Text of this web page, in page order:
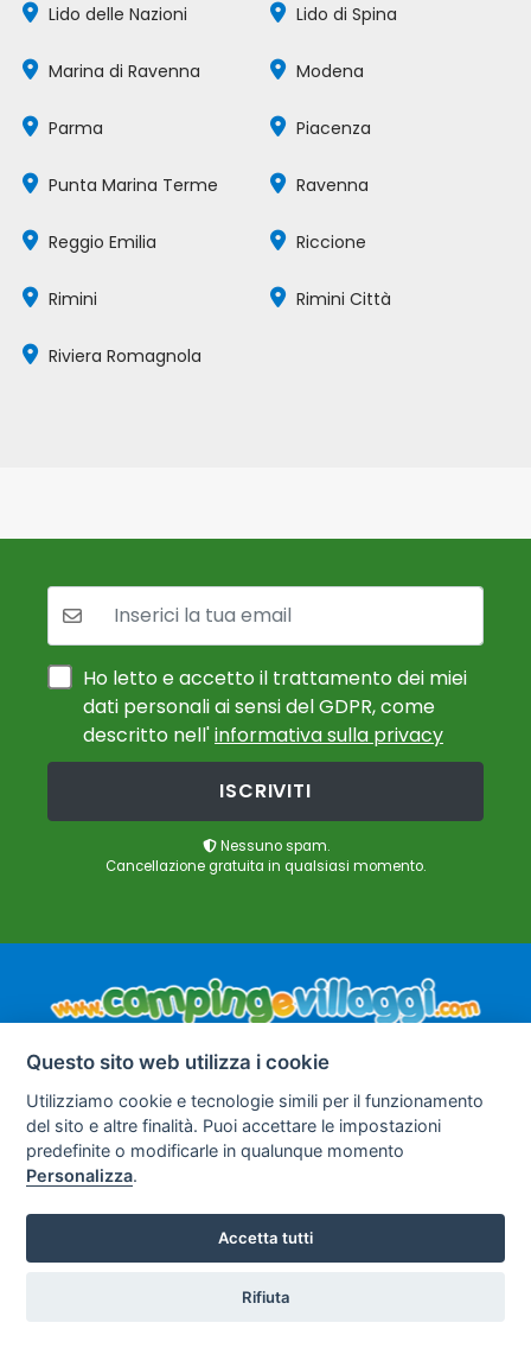
Lido delle Nazioni Lido di Spina
Marina di Ravenna Modena
Parma Piacenza
Punta Marina Terme Ravenna
Reggio Emilia Riccione
Rimini Rimini Città
Riviera Romagnola
La tua mail:
Ho letto e accetto il trattamento dei miei
dati personali ai sensi del GDPR, come
descritto nell'informativa sulla privacy
ISCRIVITI
Nessuno spam.
Cancellazione gratuita in qualsiasi momento.
Contattaci
Privacy Policy
Avviso Legale
Questo sito web utilizza i cookie
Utilizziamo cookie e tecnologie simili per il funzionamento
del sito e altre finalità. Puoi accettare le impostazioni
predefinite o modificarle in qualunque momento
Personalizza.
Accetta tutti
Rifiuta